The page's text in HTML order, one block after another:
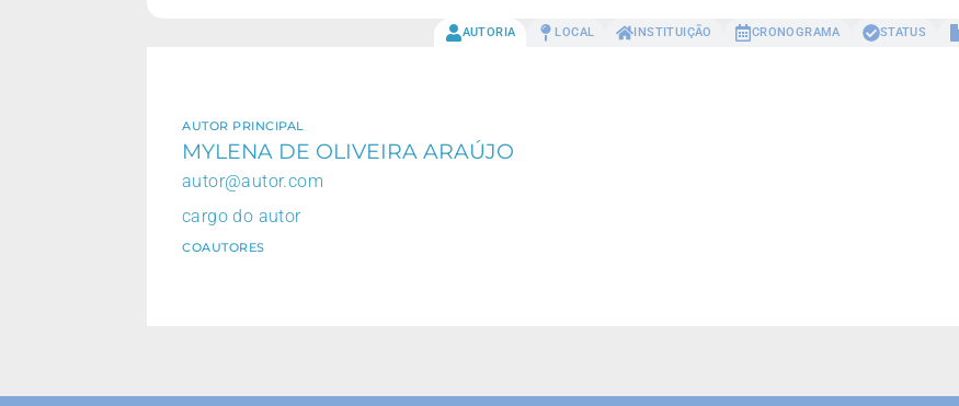
AUTORIA LOCAL INSTITUIÇÃO CRONOGRAMA STATUS
AUTOR PRINCIPAL
MYLENA DE OLIVEIRA ARAÚJO
autor@autor.com
cargo do autor
COAUTORES